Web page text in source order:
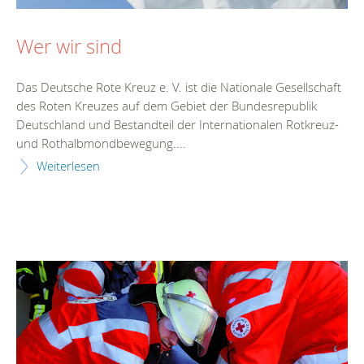
Wer wir sind
Das Deutsche Rote Kreuz e. V. ist die Nationale Gesellschaft
des Roten Kreuzes auf dem Gebiet der Bundesrepublik
Deutschland und Bestandteil der Internationalen Rotkreuz-
und Rothalbmondbewegung....
Weiterlesen